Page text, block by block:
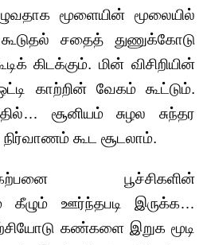
மூளையின் மூலையில்
சதைத் துணுக்கோடு
கிடக்கும். மின் விசிறியின்
காற்றின் வேகம் கூட்டும்.
சூனியம் சுழல சுந்தர
நிர்வாணம் கூட சூடலாம்.
பூச்சிகளின்
கீழும் ஊர்ந்தபடி இருக்க…
கண்களை இறுக மூடி